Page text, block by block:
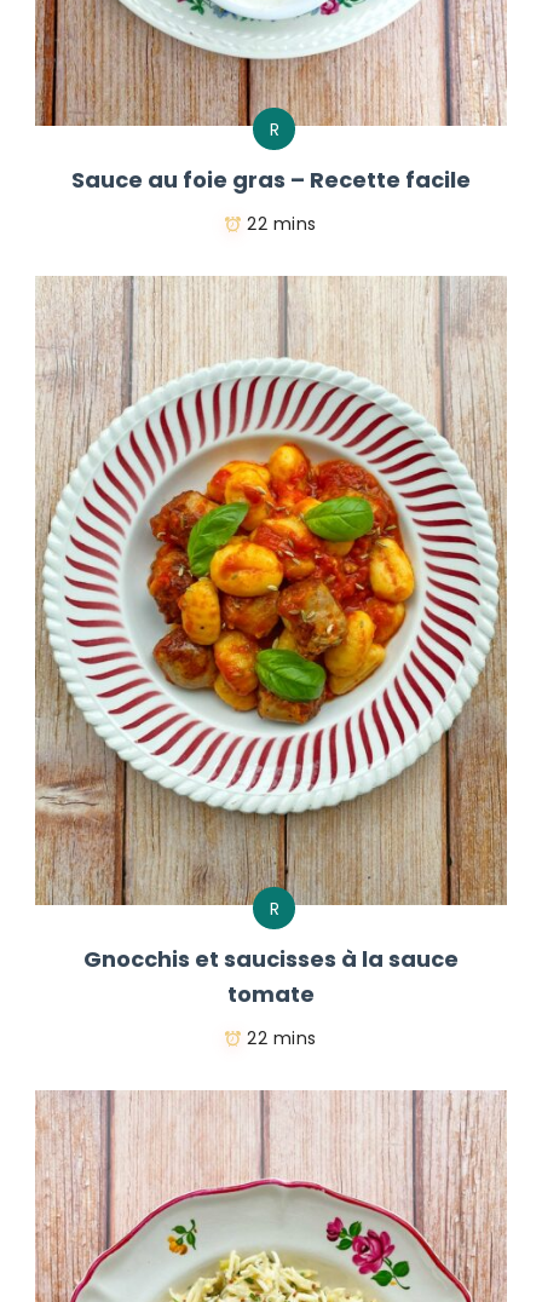
R
Sauce au foie gras – Recette facile
22 mins
R
Gnocchis et saucisses à la sauce
tomate
22 mins